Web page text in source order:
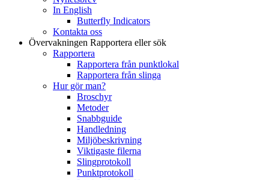
In English
Butterfly Indicators
Kontakta oss
Övervakningen Rapportera eller sök
Rapportera
Rapportera från punktlokal
Rapportera från slinga
Hur gör man?
Broschyr
Metoder
Snabbguide
Handledning
Miljöbeskrivning
Viktigaste filerna
Slingprotokoll
Punktprotokoll